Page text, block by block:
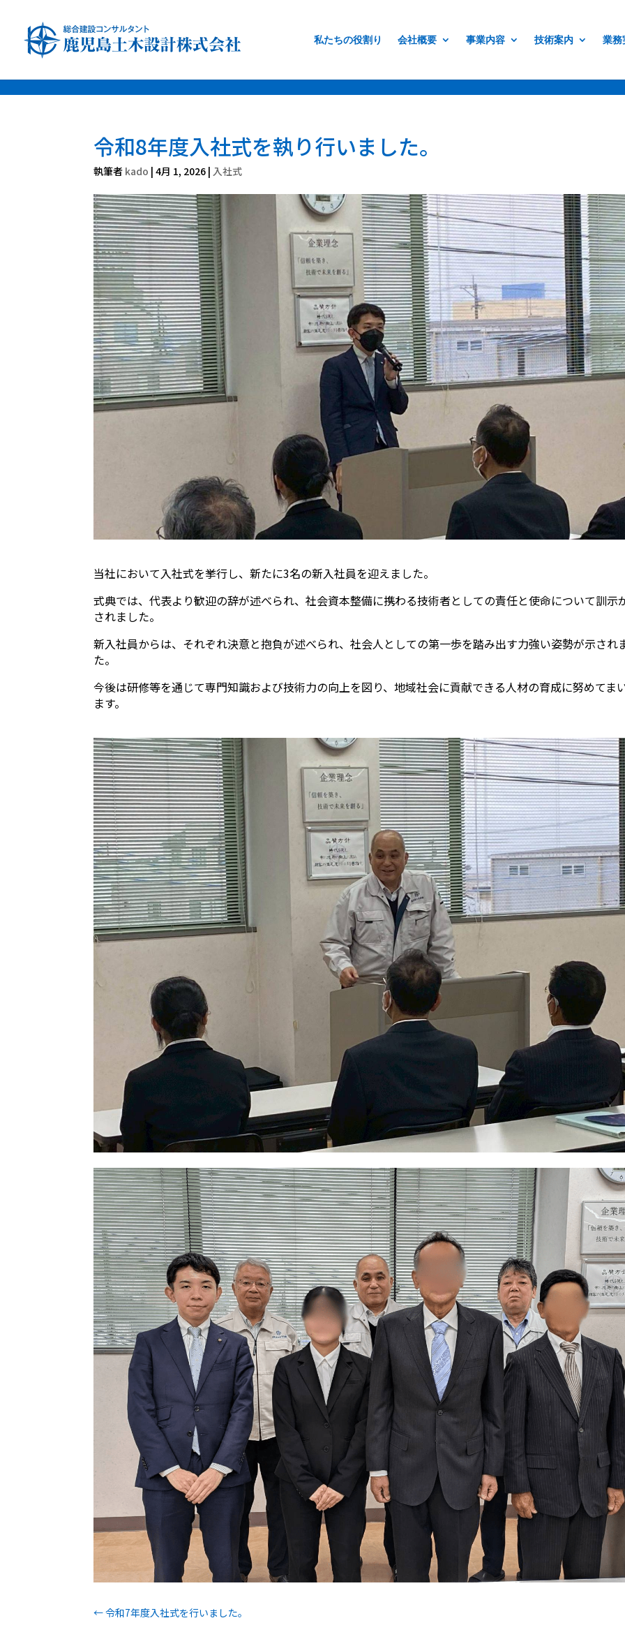
私たちの役割り 会社概要 事業内容 技術案内 業務
令和8年度入社式を執り行いました。
執筆者 kado |4月 1, 2026 |入社式
当社において入社式を挙行し、新たに3名の新入社員を迎えました。
式典では、代表より歓迎の辞が述べられ、社会資本整備に携わる技術者としての責任と使命について訓示
されました。
新入社員からは、それぞれ決意と抱負が述べられ、社会人としての第一歩を踏み出す力強い姿勢が示され
た。
今後は研修等を通じて専門知識および技術力の向上を図り、地域社会に貢献できる人材の育成に努めてま
ます。
←令和7年度入社式を行いました。